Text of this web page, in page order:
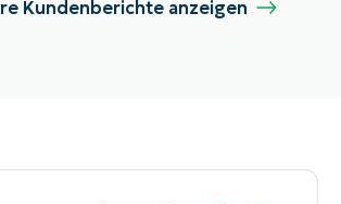
Kundenberichte anzeigen